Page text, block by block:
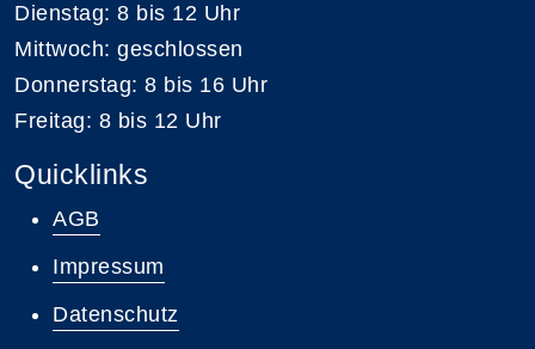
Dienstag: 8 bis 12 Uhr
Mittwoch: geschlossen
Donnerstag: 8 bis 16 Uhr
Freitag: 8 bis 12 Uhr
Quicklinks
AGB
Impressum
Datenschutz